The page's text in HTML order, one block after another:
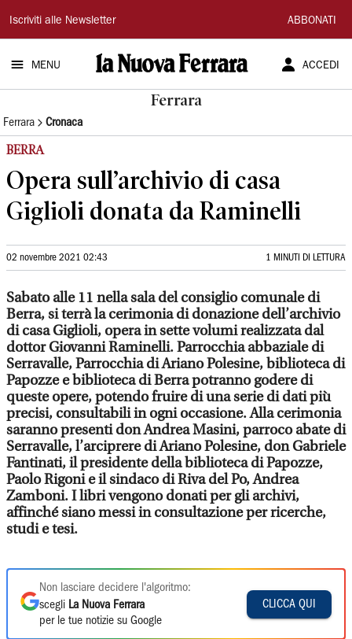
La
Nuova
Ferrara
Iscriviti alle Newsletter ABBONATI
MENU ACCEDI
Ferrara
Ferrara Cronaca
BERRA
Opera sull’archivio di casa
Giglioli donata da Raminelli
02 novembre 2021 02:43 1 MINUTI DI LETTURA
Sabato alle 11 nella sala del consiglio comunale di
Berra, si terrà la cerimonia di donazione dell’archivio
di casa Giglioli, opera in sette volumi realizzata dal
dottor Giovanni Raminelli. Parrocchia abbaziale di
Serravalle, Parrocchia di Ariano Polesine, biblioteca di
Papozze e biblioteca di Berra potranno godere di
queste opere, potendo fruire di una serie di dati più
precisi, consultabili in ogni occasione. Alla cerimonia
saranno presenti don Andrea Masini, parroco abate di
Serravalle, l’arciprere di Ariano Polesine, don Gabriele
Fantinati, il presidente della biblioteca di Papozze,
Paolo Rigoni e il sindaco di Riva del Po, Andrea
Zamboni. I libri vengono donati per gli archivi,
affinché siano messi in consultazione per ricerche,
studi e tesi.
Non lasciare decidere l'algoritmo:
scegli La Nuova Ferrara
per le tue notizie su Google
CLICCA QUI